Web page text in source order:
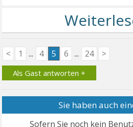
< 1 ... 4 5 6 ... 24 >
Als Gast antworten +
Sie haben auch
Sofern Sie noch kein